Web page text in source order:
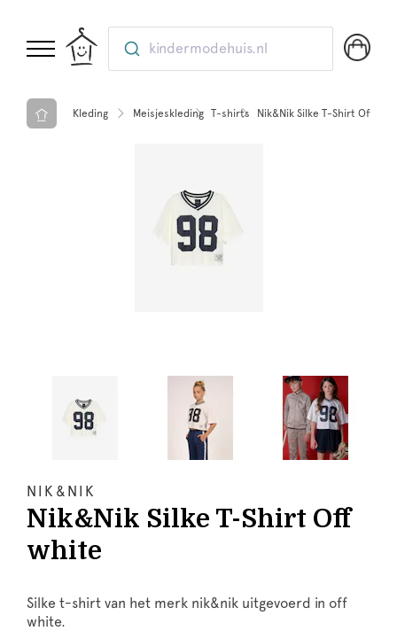
kindermodehuis.nl
Kleding Meisjeskleding T-shirts Nik&Nik Silke T-Shirt Off
NIK&NIK
Nik&Nik Silke T-Shirt Off
white
Silke t-shirt van het merk nik&nik uitgevoerd in off
white.